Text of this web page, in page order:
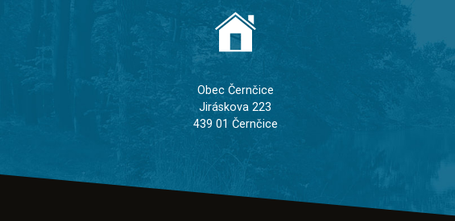
Obec Černčice
Jiráskova 223
439 01 Černčice